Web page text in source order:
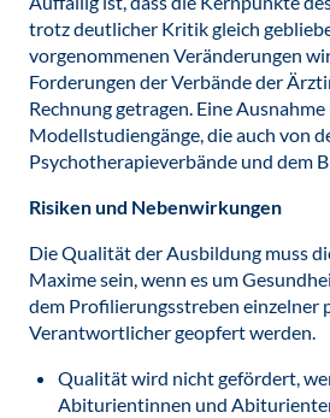
trotz deutlicher Kritik gleich
vorgenommenen Veränderungen
Forderungen der Verbände der
Rechnung getragen. Eine
Modellstudiengänge, die auch von
Psychotherapieverbände und dem
Risiken und Nebenwirkungen
Die Qualität der Ausbildung muss
Maxime sein, wenn es um
dem Profilierungsstreben einzelner
Verantwortlicher geopfert werden.
Qualität wird nicht gefördert,
Abiturientinnen und